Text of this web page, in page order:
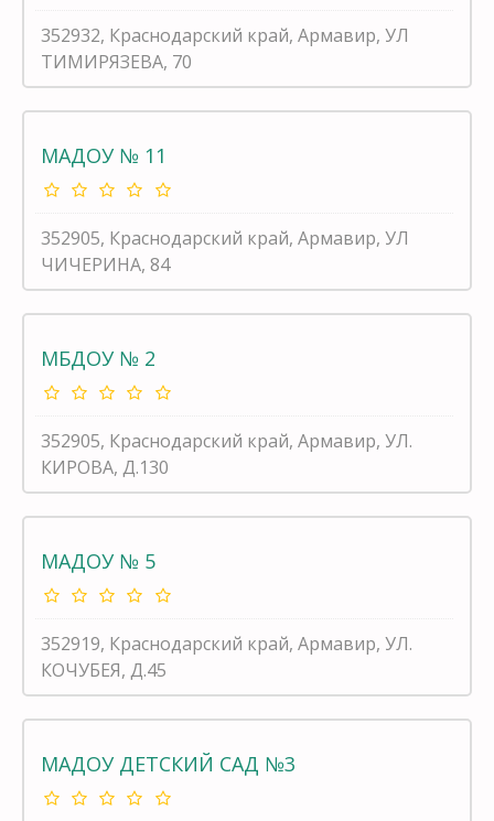
352932, Краснодарский край, Армавир, УЛ
ТИМИРЯЗЕВА, 70
МАДОУ № 11
352905, Краснодарский край, Армавир, УЛ
ЧИЧЕРИНА, 84
МБДОУ № 2
352905, Краснодарский край, Армавир, УЛ.
КИРОВА, Д.130
МАДОУ № 5
352919, Краснодарский край, Армавир, УЛ.
КОЧУБЕЯ, Д.45
МАДОУ ДЕТСКИЙ САД №3